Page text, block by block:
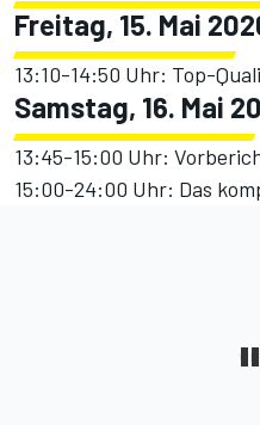
Freitag, 15. Mai
13:10-14:50 Uhr: Top-
Samstag, 16. Mai
13:45-15:00 Uhr:
15:00-24:00 Uhr: Das